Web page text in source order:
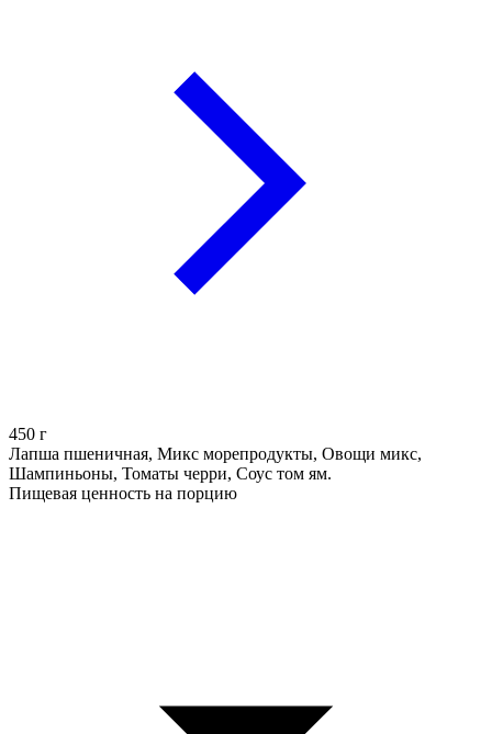
450 г
Лапша пшеничная, Микс морепродукты, Овощи микс,
Шампиньоны, Томаты черри, Соус том ям.
Пищевая ценность на порцию